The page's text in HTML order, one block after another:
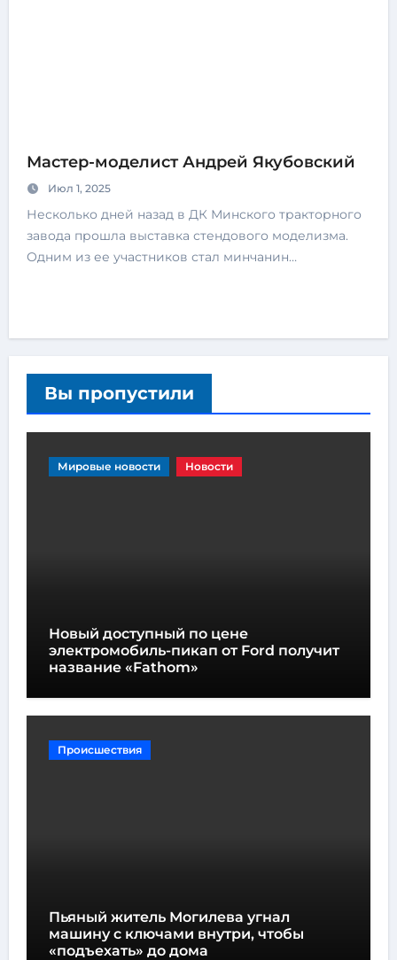
Мастер-моделист Андрей Якубовский
Июл 1, 2025
Несколько дней назад в ДК Минского тракторного
завода прошла выставка стендового моделизма.
Одним из ее участников стал минчанин…
Вы пропустили
Мировые новости Новости
Новый доступный по цене
электромобиль-пикап от Ford получит
название «Fathom»
Происшествия
Пьяный житель Могилева угнал
машину с ключами внутри, чтобы
«подъехать» до дома